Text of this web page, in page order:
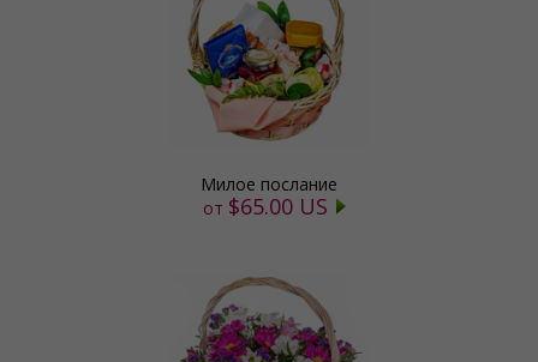
Милое послание
от $65.00 US